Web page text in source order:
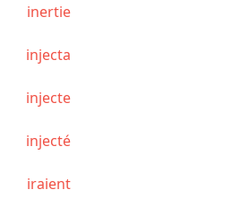
inertie
injecta
injecte
injecté
iraient